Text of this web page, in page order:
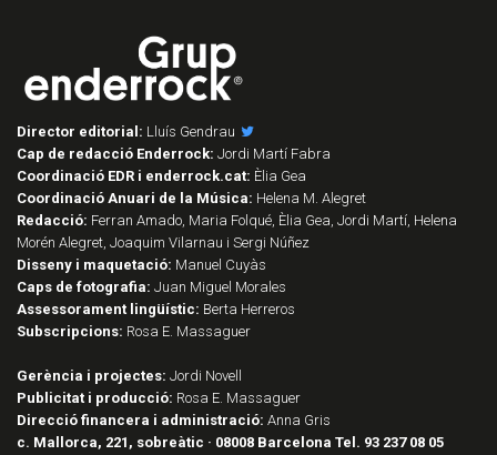
Director editorial: Lluís Gendrau
Cap de redacció Enderrock: Jordi Martí Fabra
Coordinació EDR i enderrock.cat: Èlia Gea
Coordinació Anuari de la Música: Helena M. Alegret
Redacció: Ferran Amado, Maria Folqué, Èlia Gea, Jordi Martí, Helena
Morén Alegret, Joaquim Vilarnau i Sergi Núñez
Disseny i maquetació: Manuel Cuyàs
Caps de fotografia: Juan Miguel Morales
Assessorament lingüístic: Berta Herreros
Subscripcions: Rosa E. Massaguer
Gerència i projectes: Jordi Novell
Publicitat i producció: Rosa E. Massaguer
Direcció financera i administració: Anna Gris
c. Mallorca, 221, sobreàtic · 08008 Barcelona Tel. 93 237 08 05